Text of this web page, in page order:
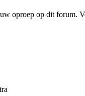
oproep op dit forum.